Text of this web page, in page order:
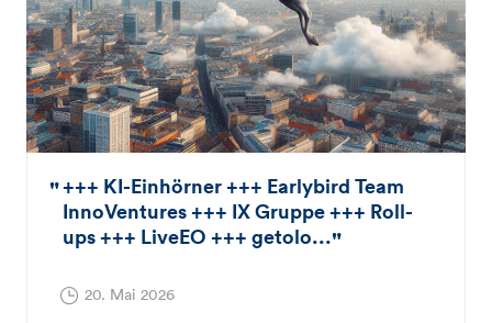
+++ KI-Einhörner +++ Earlybird Team
InnoVentures +++ IX Gruppe +++ Roll-
ups +++ LiveEO +++ getolo...
20. Mai 2026